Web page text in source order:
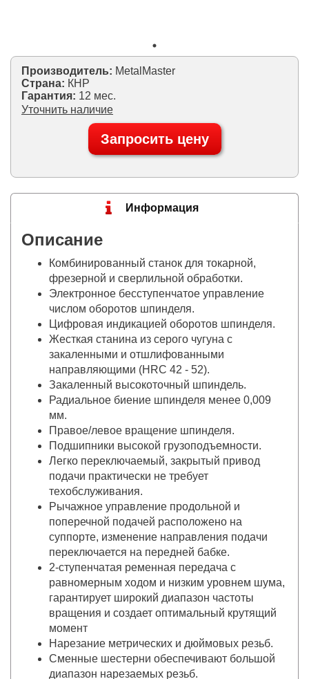
Производитель: MetalMaster
Страна: КНР
Гарантия: 12 мес.
Уточнить наличие
Запросить цену
Информация
Описание
Комбинированный станок для токарной,
фрезерной и сверлильной обработки.
Электронное бесступенчатое управление
числом оборотов шпинделя.
Цифровая индикацией оборотов шпинделя.
Жесткая станина из серого чугуна с
закаленными и отшлифованными
направляющими (HRC 42 - 52).
Закаленный высокоточный шпиндель.
Радиальное биение шпинделя менее 0,009
мм.
Правое/левое вращение шпинделя.
Подшипники высокой грузоподъемности.
Легко переключаемый, закрытый привод
подачи практически не требует
техобслуживания.
Рычажное управление продольной и
поперечной подачей расположено на
суппорте, изменение направления подачи
переключается на передней бабке.
2-ступенчатая ременная передача с
равномерным ходом и низким уровнем шума,
гарантирует широкий диапазон частоты
вращения и создает оптимальный крутящий
момент
Нарезание метрических и дюймовых резьб.
Сменные шестерни обеспечивают большой
диапазон нарезаемых резьб.